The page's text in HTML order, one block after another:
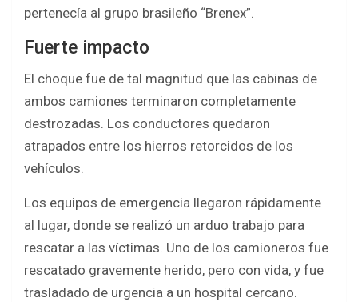
pertenecía al grupo brasileño “Brenex”.
Fuerte impacto
El choque fue de tal magnitud que las cabinas de
ambos camiones terminaron completamente
destrozadas. Los conductores quedaron
atrapados entre los hierros retorcidos de los
vehículos.
Los equipos de emergencia llegaron rápidamente
al lugar, donde se realizó un arduo trabajo para
rescatar a las víctimas. Uno de los camioneros fue
rescatado gravemente herido, pero con vida, y fue
trasladado de urgencia a un hospital cercano.